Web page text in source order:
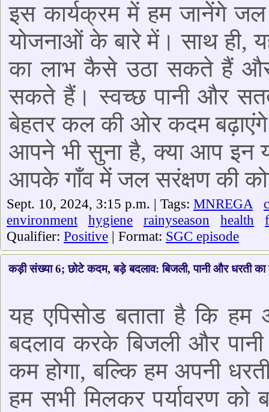
इस कार्यक्रम में हम जानेंगे
योजनाओं के बारे में। साथ ही,
का लाभ कैसे उठा सकते हैं
सकते हैं। स्वच्छ पानी और
बेहतर कल की ओर कदम
आपने भी सुना है, क्या आप इन
आपके गाँव में जल सरंक्षण की
Sept. 10, 2024, 3:15 p.m. | Tags: MNREGA
environment
hygiene rainyseason health
Qualifier: Positive | Format: SGC episode
कड़ी संख्या 6; छोटे कदम, बड़े बदलाव: बिजली, पानी और धरती का
यह एपिसोड बताता है कि
बदलाव करके बिजली और
कम होगा, बल्कि हम अपनी
हम सभी मिलकर पर्यावरण